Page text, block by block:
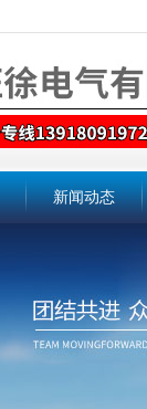
新闻动态